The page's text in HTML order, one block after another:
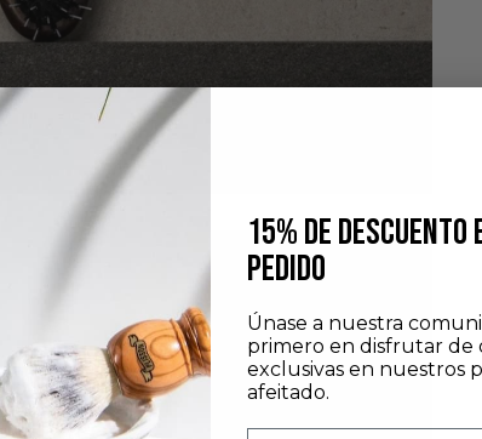
15% DE DESCUENTO
PEDIDO
Únase a nuestra
primero en disfrutar de
exclusivas en nuestros
afeitado.